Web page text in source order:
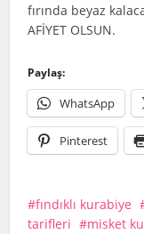
fırında beyaz
AFİYET OLSUN.
Paylaş:
WhatsApp
Pinterest
fındıklı kurabiye
tarifleri
misket